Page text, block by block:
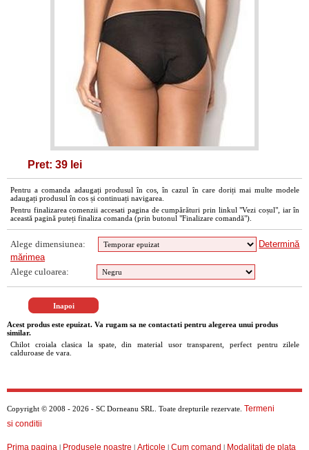
Pret: 39 lei
Pentru a comanda adaugați produsul în cos, în cazul în care doriți mai multe modele
adaugați produsul în cos și continuați navigarea.
Pentru finalizarea comenzii accesati pagina de cumpărături prin linkul "Vezi coșul", iar în
această pagină puteți finaliza comanda (prin butonul "Finalizare comandă").
Alege dimensiunea:
Determină
mărimea
Alege culoarea:
Acest produs este epuizat. Va rugam sa ne contactati pentru alegerea unui produs
similar.
Chilot croiala clasica la spate, din material usor transparent, perfect pentru zilele
calduroase de vara.
Copyright © 2008 - 2026 - SC Dorneanu SRL. Toate drepturile rezervate. Termeni
si conditii
Prima pagina | Produsele noastre | Articole | Cum comand | Modalitati de plata